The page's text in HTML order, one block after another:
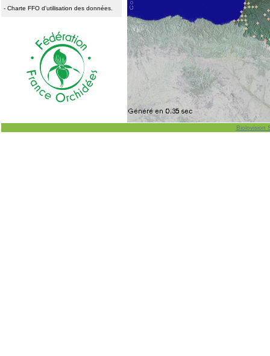
- Charte FFO d'utilisation des données.
Biolovision